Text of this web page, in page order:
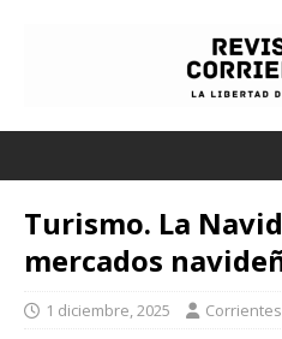
Turismo. La
mercados
1 diciembre, 2025